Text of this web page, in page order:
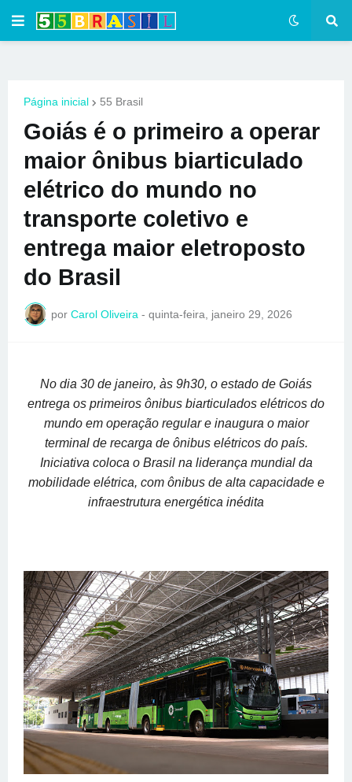
Página inicial 55 Brasil
Goiás é o primeiro a operar
maior ônibus biarticulado
elétrico do mundo no
transporte coletivo e
entrega maior eletroposto
do Brasil
por Carol Oliveira - quinta-feira, janeiro 29, 2026
No dia 30 de janeiro, às 9h30, o estado de Goiás
entrega os primeiros ônibus biarticulados elétricos do
mundo em operação regular e inaugura o maior
terminal de recarga de ônibus elétricos do país.
Iniciativa coloca o Brasil na liderança mundial da
mobilidade elétrica, com ônibus de alta capacidade e
infraestrutura energética inédita